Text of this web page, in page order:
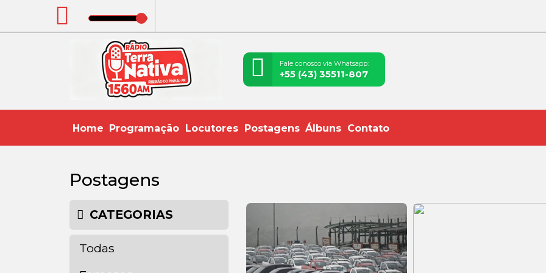
Fale conosco via Whatsapp:
+55 (43) 35511-807
Home Programação Locutores Postagens Álbuns Contato
Postagens
CATEGORIAS
Todas